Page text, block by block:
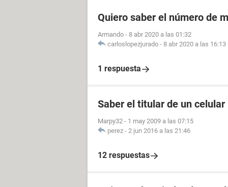
Quiero saber el número de
Armando - 8 abr 2020 a las 01:32
carloslopezjurado - 8 abr 2020 a las 16:13
1 respuesta
Saber el titular de un celular
Marpy32 - 1 may 2009 a las 07:15
perez - 2 jun 2016 a las 21:46
12 respuestas